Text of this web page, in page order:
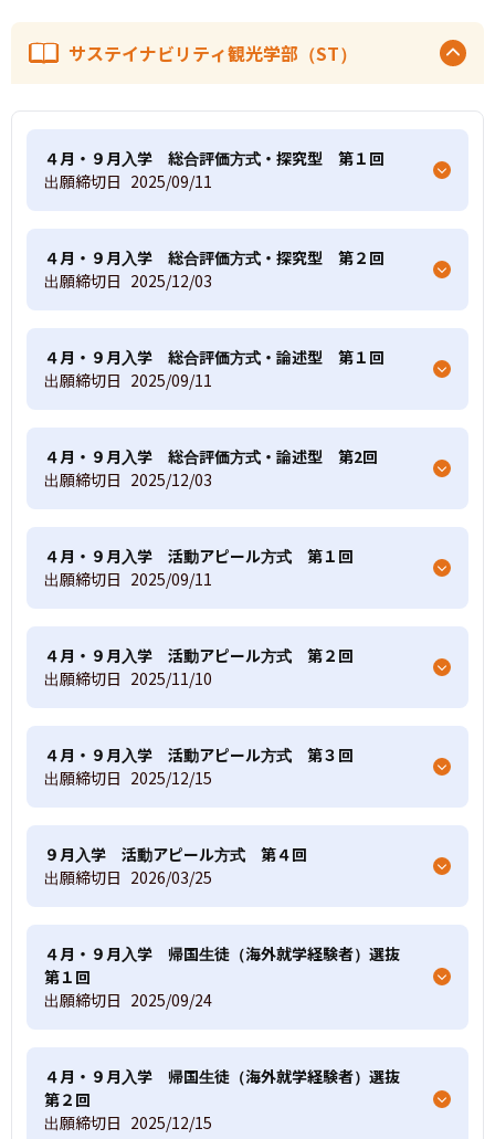
サステイナビリティ観光学部（ST）
４月・９月入学 総合評価方式・探究型 第１回
出願締切日 2025/09/11
４月・９月入学 総合評価方式・探究型 第２回
出願締切日 2025/12/03
４月・９月入学 総合評価方式・論述型 第１回
出願締切日 2025/09/11
４月・９月入学 総合評価方式・論述型 第2回
出願締切日 2025/12/03
４月・９月入学 活動アピール方式 第１回
出願締切日 2025/09/11
４月・９月入学 活動アピール方式 第２回
出願締切日 2025/11/10
４月・９月入学 活動アピール方式 第３回
出願締切日 2025/12/15
９月入学 活動アピール方式 第４回
出願締切日 2026/03/25
４月・９月入学 帰国生徒（海外就学経験者）選抜
第１回
出願締切日 2025/09/24
４月・９月入学 帰国生徒（海外就学経験者）選抜
第２回
出願締切日 2025/12/15